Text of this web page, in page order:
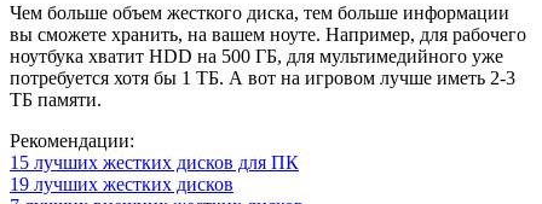
Чем больше объем жесткого диска, тем больше информации
вы сможете хранить, на вашем ноуте. Например, для рабочего
ноутбука хватит HDD на 500 ГБ, для мультимедийного уже
потребуется хотя бы 1 ТБ. А вот на игровом лучше иметь 2-3
ТБ памяти.
Рекомендации:
15 лучших жестких дисков для ПК
19 лучших жестких дисков